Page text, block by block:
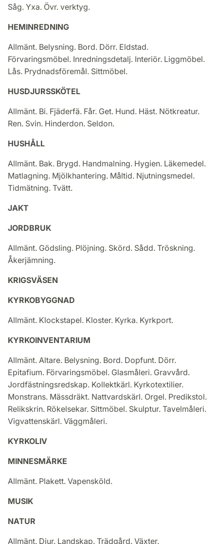
Såg. Yxa. Övr. verktyg.
HEMINREDNING
Allmänt. Belysning. Bord. Dörr. Eldstad.
Förvaringsmöbel. Inredningsdetalj. Interiör. Liggmöbel.
Lås. Prydnadsföremål. Sittmöbel.
HUSDJURSSKÖTEL
Allmänt. Bi. Fjäderfä. Får. Get. Hund. Häst. Nötkreatur.
Ren. Svin. Hinderdon. Seldon.
HUSHÅLL
Allmänt. Bak. Brygd. Handmalning. Hygien. Läkemedel.
Matlagning. Mjölkhantering. Måltid. Njutningsmedel.
Tidmätning. Tvätt.
JAKT
JORDBRUK
Allmänt. Gödsling. Plöjning. Skörd. Sådd. Tröskning.
Åkerjämning.
KRIGSVÄSEN
KYRKOBYGGNAD
Allmänt. Klockstapel. Kloster. Kyrka. Kyrkport.
KYRKOINVENTARIUM
Allmänt. Altare. Belysning. Bord. Dopfunt. Dörr.
Epitafium. Förvaringsmöbel. Glasmåleri. Gravvård.
Jordfästningsredskap. Kollektkärl. Kyrkotextilier.
Monstrans. Mässdräkt. Nattvardskärl. Orgel. Predikstol.
Relikskrin. Rökelsekar. Sittmöbel. Skulptur. Tavelmåleri.
Vigvattenskärl. Väggmåleri.
KYRKOLIV
MINNESMÄRKE
Allmänt. Plakett. Vapensköld.
MUSIK
NATUR
Allmänt. Djur. Landskap. Trädgård. Växter.